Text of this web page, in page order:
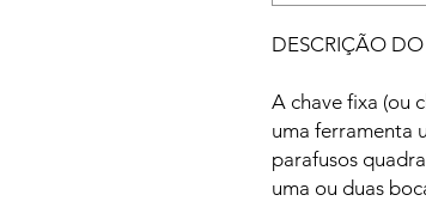
DESCRIÇÃO
A chave fixa (ou
uma ferramenta
parafusos
uma ou duas